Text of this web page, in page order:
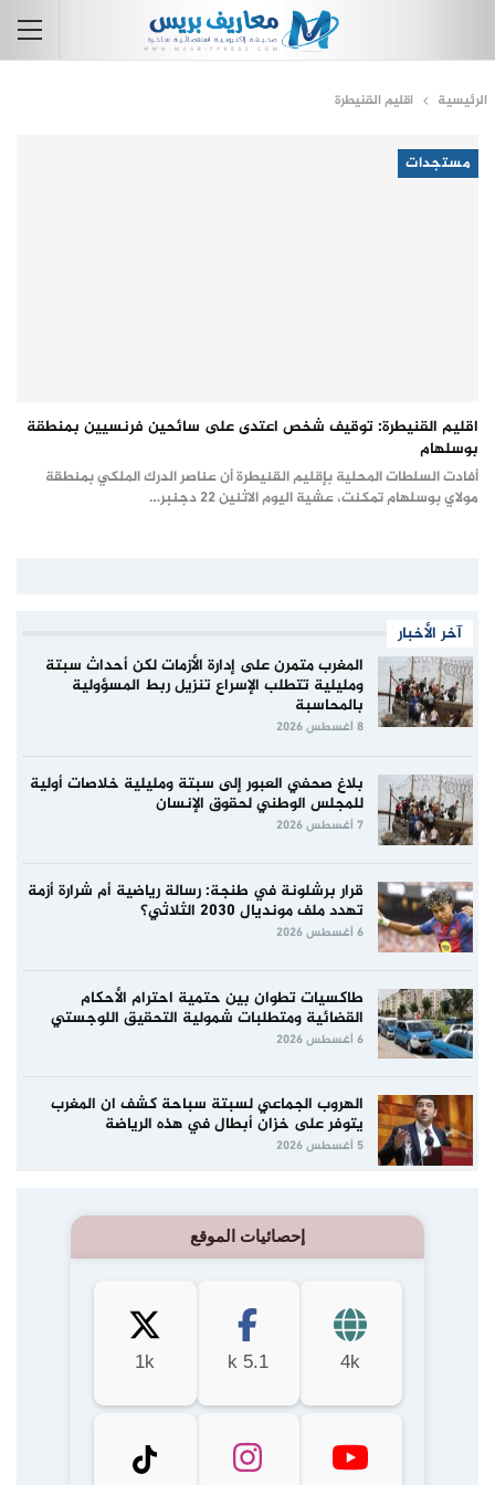
الرئيسية اقليم القنيطرة
مستجدات
اقليم القنيطرة: توقيف شخص اعتدى على سائحين فرنسيين بمنطقة
بوسلهام
أفادت السلطات المحلية بإقليم القنيطرة أن عناصر الدرك الملكي بمنطقة
مولاي بوسلهام تمكنت، عشية اليوم الاثنين 22 دجنبر…
آخر الأخبار
المغرب متمرن على إدارة الأزمات لكن أحداث سبتة
ومليلية تتطلب الإسراع تنزيل ربط المسؤولية
بالمحاسبة
8 أغسطس 2026
بلاغ صحفي العبور إلى سبتة ومليلية خلاصات أولية
للمجلس الوطني لحقوق الإنسان
7 أغسطس 2026
قرار برشلونة في طنجة: رسالة رياضية أم شرارة أزمة
تهدد ملف مونديال 2030 الثلاثي؟
6 أغسطس 2026
طاكسيات تطوان بين حتمية احترام الأحكام
القضائية ومتطلبات شمولية التحقيق اللوجستي
6 أغسطس 2026
الهروب الجماعي لسبتة سباحة كشف ان المغرب
يتوفر على خزان أبطال في هذه الرياضة
5 أغسطس 2026
إحصائيات الموقع
4k
5.1 k
1k